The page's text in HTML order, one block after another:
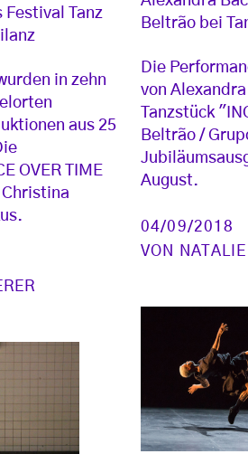
Tanz
in zehn
aus 25
OVER TIME
Beltrão bei
Die
von
Tanzstück
Beltrão /
August.
04/09/2018
VON
NATALIE